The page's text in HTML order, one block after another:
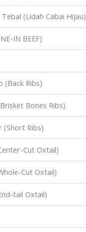
(Lidah Cabai Hijau)
IN BEEF)
(Back Ribs)
Bones Ribs)
(Short Ribs)
Cut Oxtail)
Cut Oxtail)
tail Oxtail)